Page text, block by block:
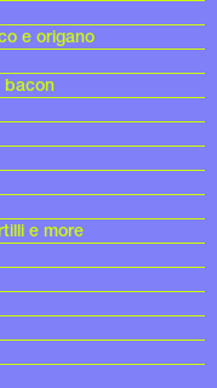
e origano
bacon
e more